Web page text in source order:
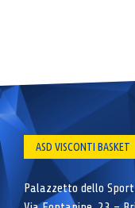
ASD VISCONTI BASKET
Palazzetto dello Sport